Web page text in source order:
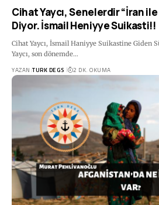
Cihat Yaycı, Senelerdir “İran ile
Diyor. İsmail Heniyye Suikasti!!
Cihat Yaycı, İsmail Haniyye Suikastine Giden
Yaycı, son dönemde…
YAZAN:TURK DEGS 2 DK. OKUMA